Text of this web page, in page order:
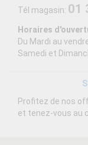
Tél magasin: 01
Horaires
Du Mardi au
Samedi et
Profitez de nos
et tenez-vous au